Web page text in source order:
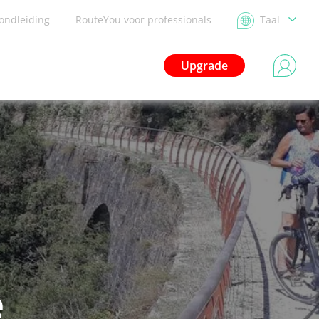
RouteYou voor professionals Taal
Upgrade